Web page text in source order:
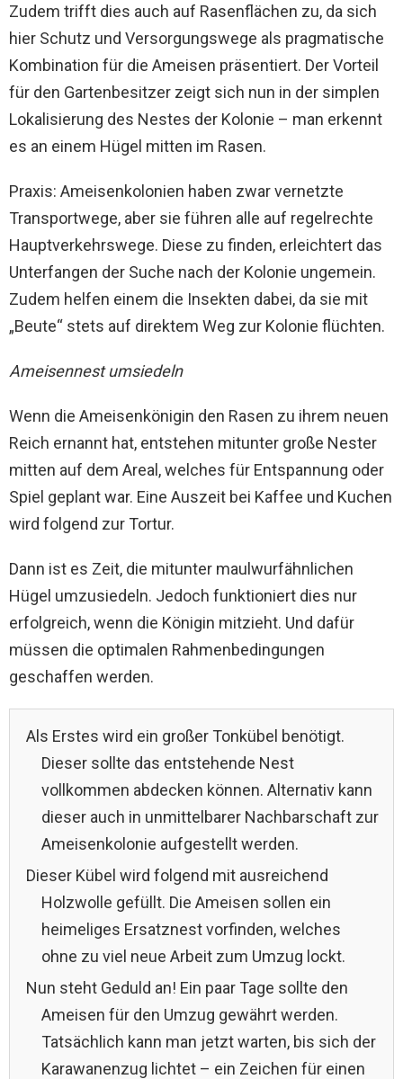
Zudem trifft dies auch auf Rasenflächen zu, da sich
hier Schutz und Versorgungswege als pragmatische
Kombination für die Ameisen präsentiert. Der Vorteil
für den Gartenbesitzer zeigt sich nun in der simplen
Lokalisierung des Nestes der Kolonie – man erkennt
es an einem Hügel mitten im Rasen.
Praxis: Ameisenkolonien haben zwar vernetzte
Transportwege, aber sie führen alle auf regelrechte
Hauptverkehrswege. Diese zu finden, erleichtert das
Unterfangen der Suche nach der Kolonie ungemein.
Zudem helfen einem die Insekten dabei, da sie mit
„Beute“ stets auf direktem Weg zur Kolonie flüchten.
Ameisennest umsiedeln
Wenn die Ameisenkönigin den Rasen zu ihrem neuen
Reich ernannt hat, entstehen mitunter große Nester
mitten auf dem Areal, welches für Entspannung oder
Spiel geplant war. Eine Auszeit bei Kaffee und Kuchen
wird folgend zur Tortur.
Dann ist es Zeit, die mitunter maulwurfähnlichen
Hügel umzusiedeln. Jedoch funktioniert dies nur
erfolgreich, wenn die Königin mitzieht. Und dafür
müssen die optimalen Rahmenbedingungen
geschaffen werden.
Als Erstes wird ein großer Tonkübel benötigt.
Dieser sollte das entstehende Nest
vollkommen abdecken können. Alternativ kann
dieser auch in unmittelbarer Nachbarschaft zur
Ameisenkolonie aufgestellt werden.
Dieser Kübel wird folgend mit ausreichend
Holzwolle gefüllt. Die Ameisen sollen ein
heimeliges Ersatznest vorfinden, welches
ohne zu viel neue Arbeit zum Umzug lockt.
Nun steht Geduld an! Ein paar Tage sollte den
Ameisen für den Umzug gewährt werden.
Tatsächlich kann man jetzt warten, bis sich der
Karawanenzug lichtet – ein Zeichen für einen